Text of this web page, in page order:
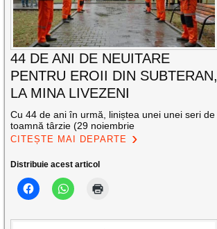
44 DE ANI DE NEUITARE
PENTRU EROII DIN SUBTERAN,
LA MINA LIVEZENI
Cu 44 de ani în urmă, liniștea unei unei seri de
toamnă târzie (29 noiembrie
CITEȘTE MAI DEPARTE
Distribuie acest articol